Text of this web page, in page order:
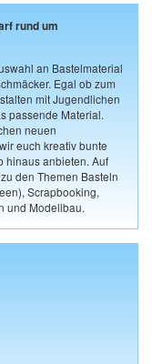
rund um
an Bastelmaterial
Egal ob zum
mit Jugendlichen
passende Material.
neuen
euch kreativ bunte
hinaus anbieten. Auf
den Themen Basteln
Scrapbooking,
und Modellbau.